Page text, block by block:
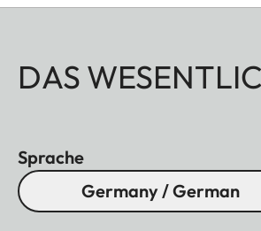
DAS
Sprache
Germany / German